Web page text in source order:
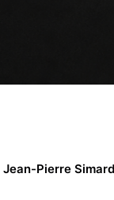
Jean-Pierre Simard